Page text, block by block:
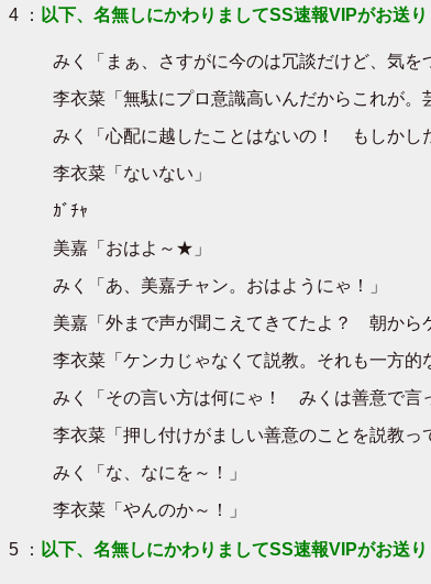
4 ： 以下、名無しにかわりましてSS速報VIPがお送
みく「まぁ、さすがに今のは冗談だけど、気
李衣菜「無駄にプロ意識高いんだからこれが
みく「心配に越したことはないの！ もしかし
李衣菜「ないない」
ｶﾞﾁｬ
美嘉「おはよ～★」
みく「あ、美嘉チャン。おはようにゃ！」
美嘉「外まで声が聞こえてきてたよ？ 朝から
李衣菜「ケンカじゃなくて説教。それも一方的
みく「その言い方は何にゃ！ みくは善意で言
李衣菜「押し付けがましい善意のことを説教っ
みく「な、なにを～！」
李衣菜「やんのか～！」
5 ： 以下、名無しにかわりましてSS速報VIPがお送